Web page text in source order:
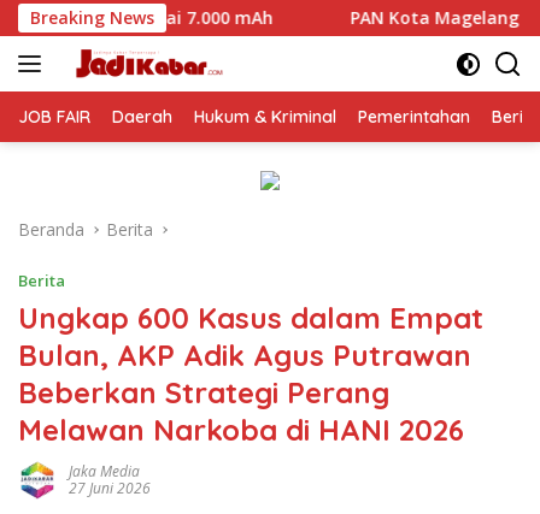
Langsung
ke
konten
Breaking News
mAh PAN Kota Magelang Mulai Panaskan Mesin
JOB FAIR Daerah Hukum & Kriminal Pemerintahan
Beranda Berita
Berita
Ungkap 600 Kasus dalam Empat
Bulan, AKP Adik Agus Putrawan
Beberkan Strategi Perang
Melawan Narkoba di HANI 2026
Jaka Media
27 Juni 2026